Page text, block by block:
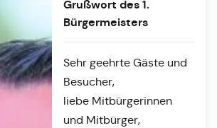
Grußwort des 1.
Bürgermeisters
Sehr geehrte Gäste und
Besucher,
liebe Mitbürgerinnen
und Mitbürger,